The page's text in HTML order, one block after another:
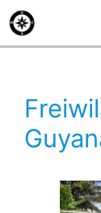
Zum
Inhalt
springen